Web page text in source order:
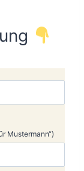
Mustermann“)